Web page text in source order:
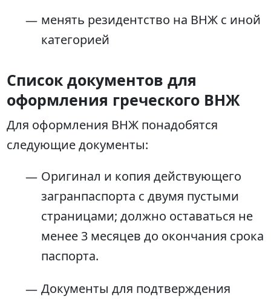
менять резидентство на ВНЖ с иной
категорией
Список документов для
оформления греческого ВНЖ
Для оформления ВНЖ понадобятся
следующие документы:
Оригинал и копия действующего
загранпаспорта с двумя пустыми
страницами; должно оставаться не
менее 3 месяцев до окончания срока
паспорта.
Документы для подтверждения